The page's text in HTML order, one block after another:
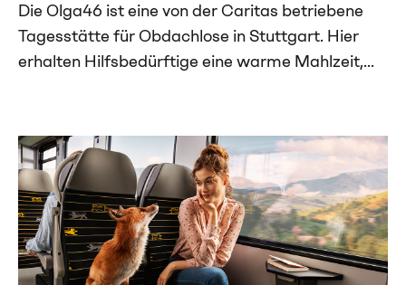
Die Olga46 ist eine von der Caritas betriebene
Tagesstätte für Obdachlose in Stuttgart. Hier
erhalten Hilfsbedürftige eine warme Mahlzeit,...